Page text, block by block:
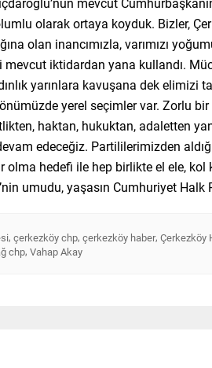
olarak ortaya koyduk. Bizler,
olan inancımızla, varımızı
mevcut iktidardan yana kullandı.
yarınlara kavuşana dek elimizi
yerel seçimler var. Zorlu bir
haktan, hukuktan, adaletten
edeceğiz. Partililerimizden
olma hedefi ile hep birlikte el ele,
umudu, yaşasın Cumhuriyet Halk
, çerkezköy chp, çerkezköy haber, Çerkezköy
chp, Vahap Akay